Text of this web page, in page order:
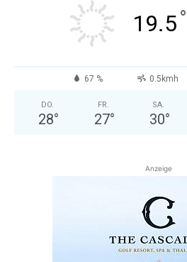
19.5°
67 % 0.5kmh
DO.
28°
FR.
27°
SA.
30°
Anzeige